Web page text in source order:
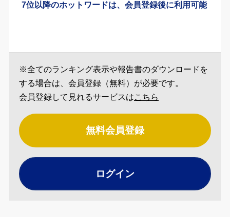
7位以降のホットワードは、会員登録後に利用可能
※全てのランキング表示や報告書のダウンロードを
する場合は、会員登録（無料）が必要です。
会員登録して見れるサービスはこちら
無料会員登録
ログイン